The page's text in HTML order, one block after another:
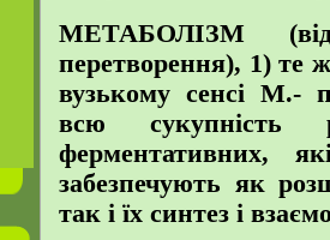
МЕТАБОЛІЗМ
перетворення), 1) те
вузькому сенсі М.-
всю сукупність
ферментативних,
забезпечують як
так і їх синтез і